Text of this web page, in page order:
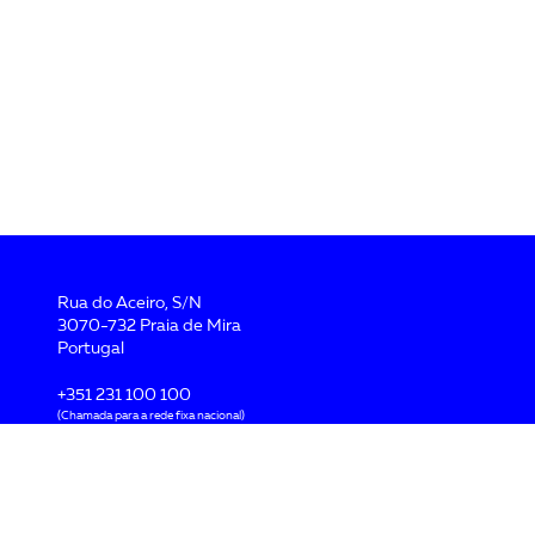
Rua do Aceiro, S/N
3070-732 Praia de Mira
Portugal
+351 231 100 100
(Chamada para a rede fixa nacional)